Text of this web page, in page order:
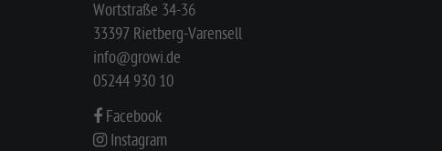
Wortstraße 34-36
33397 Rietberg-Varensell
info@growi.de
05244 930 10
Facebook
Instagram